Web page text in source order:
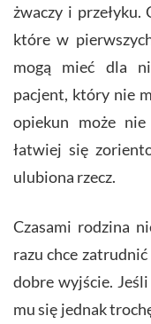
żwaczy i przełyku.
które w
mogą mieć dla
pacjent, który nie
opiekun może
łatwiej się
ulubiona rzecz.
Czasami rodzina
razu chce
dobre wyjście.
mu się jednak